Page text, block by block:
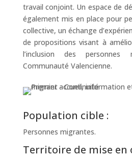
travail conjoint. Un espace de
également mis en place pour
collective, un échange
de propositions visant à
l’inclusion des
Communauté Valencienne.
Population cible :
Personnes migrantes.
Territoire de mise en